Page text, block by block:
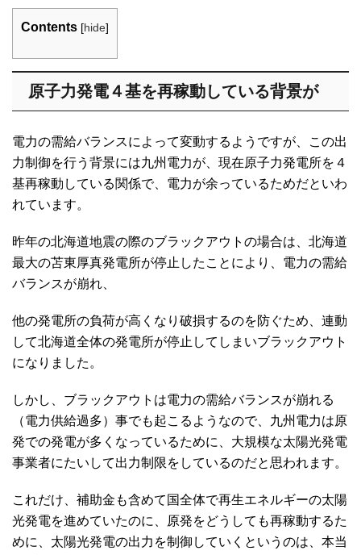
Contents [hide]
原子力発電４基を再稼動している背景が
電力の需給バランスによって変動するようですが、この出
力制御を行う背景には九州電力が、現在原子力発電所を４
基再稼動している関係で、電力が余っているためだといわ
れています。
昨年の北海道地震の際のブラックアウトの場合は、北海道
最大の苫東厚真発電所が停止したことにより、電力の需給
バランスが崩れ、
他の発電所の負荷が高くなり破損するのを防ぐため、連動
して北海道全体の発電所が停止してしまいブラックアウト
になりました。
しかし、ブラックアウトは電力の需給バランスが崩れる
（電力供給過多）事でも起こるようなので、九州電力は原
発での発電が多くなっているために、大規模な太陽光発電
事業者にたいして出力制限をしているのだと思われます。
これだけ、補助金も含めて国全体で再生エネルギーの太陽
光発電を進めていたのに、原発をどうしても再稼動するた
めに、太陽光発電の出力を制御していくというのは、本当